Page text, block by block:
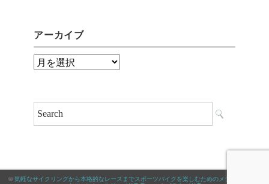
アーカイブ
ア
イ
© 気軽なサイクリングから本格的なレースまでスポーツバイクを楽しむためのメディア｜サイ